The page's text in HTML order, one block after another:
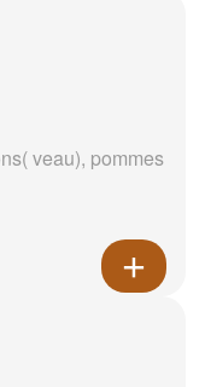
veau), pommes